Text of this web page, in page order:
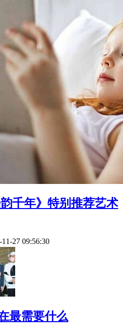
韵千年》特别推荐艺术
27 09:56:30
最需要什么